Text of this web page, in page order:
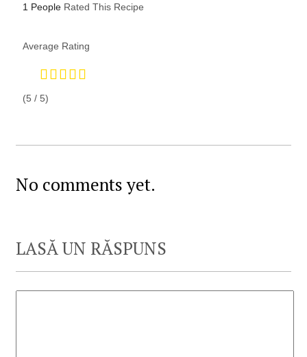
1 People Rated This Recipe
Average Rating
(5 / 5)
No comments yet.
LASĂ UN RĂSPUNS